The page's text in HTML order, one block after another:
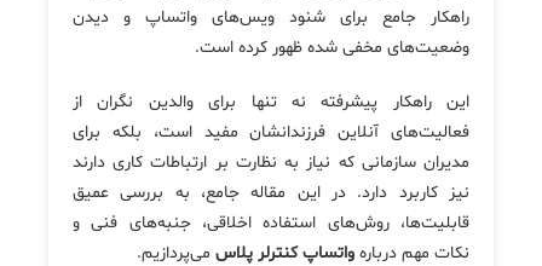
راهکار جامع برای شنود ویس‌های واتساپ و دیدن
وضعیت‌های مخفی شده ظهور کرده است.
این راهکار پیشرفته نه تنها برای والدین نگران از
فعالیت‌های آنلاین فرزندانشان مفید است، بلکه برای
مدیران سازمانی که نیاز به نظارت بر ارتباطات کاری دارند
نیز کاربرد دارد. در این مقاله جامع، به بررسی عمیق
قابلیت‌ها، روش‌های استفاده اخلاقی، جنبه‌های فنی و
نکات مهم درباره واتساپ کنترلر پلاس می‌پردازیم.